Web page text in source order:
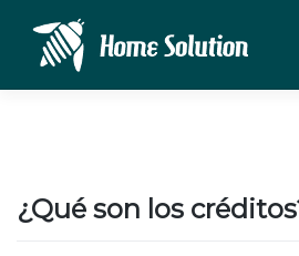
contenido
¿Qué son los